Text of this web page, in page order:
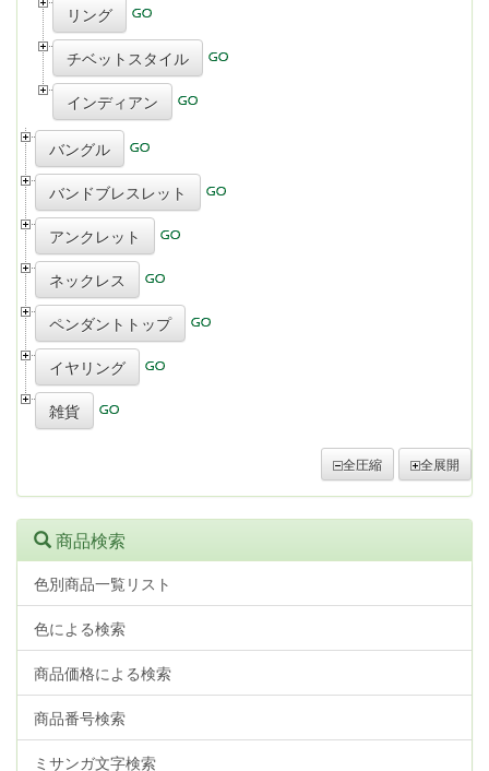
リング
チベットスタイル
インディアン
バングル
バンドブレスレット
アンクレット
ネックレス
ペンダントトップ
イヤリング
雑貨
全圧縮 全展開
商品検索
色別商品一覧リスト
色による検索
商品価格による検索
商品番号検索
ミサンガ文字検索